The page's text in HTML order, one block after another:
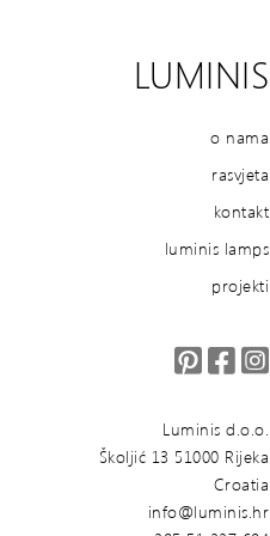
LUMINIS
o nama
rasvjeta
kontakt
luminis lamps
projekti
Luminis d.o.o.
Školjić 13 51000 Rijeka
Croatia
info@luminis.hr